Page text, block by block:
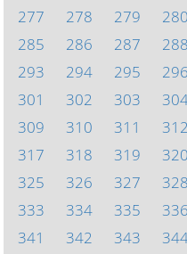
277
278 279 280
285
286 287 288
293
294 295 296
301
302 303
309
310 311 312
317
318 319 320
325
326 327 328
333
334 335 336
341
342 343